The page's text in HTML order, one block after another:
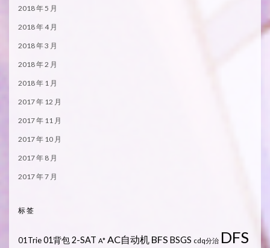
2018 年 5 月
2018 年 4 月
2018 年 3 月
2018 年 2 月
2018 年 1 月
2017 年 12 月
2017 年 11 月
2017 年 10 月
2017 年 8 月
2017 年 7 月
标签
01Trie01背包2-SAT A* AC自动机 BFS BSGS cdq分治 DFS